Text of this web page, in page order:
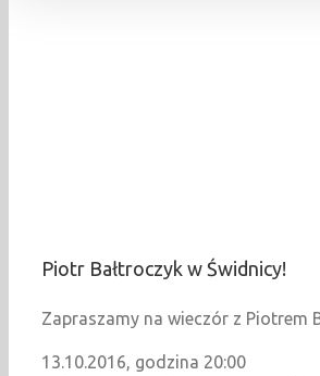
Piotr Bałtroczyk w Świdnicy!
Zapraszamy na wieczór z Piotrem
13.10.2016, godzina 20:00